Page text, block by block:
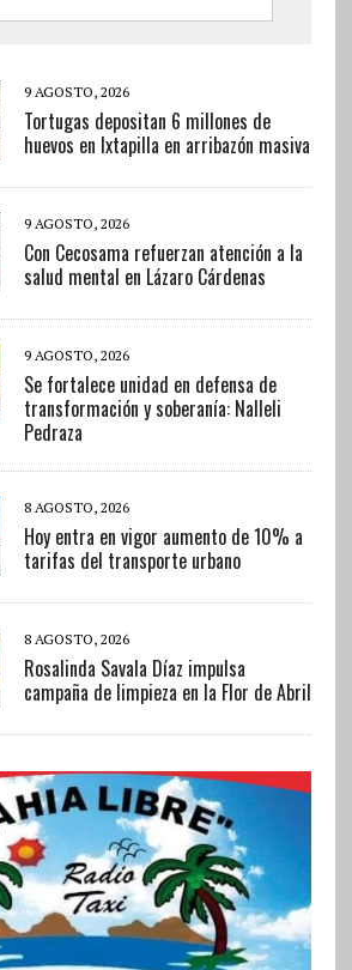
9 AGOSTO, 2026
Tortugas depositan 6 millones de
huevos en Ixtapilla en arribazón masiva
9 AGOSTO, 2026
Con Cecosama refuerzan atención a la
salud mental en Lázaro Cárdenas
9 AGOSTO, 2026
Se fortalece unidad en defensa de
transformación y soberanía: Nalleli
Pedraza
8 AGOSTO, 2026
Hoy entra en vigor aumento de 10% a
tarifas del transporte urbano
8 AGOSTO, 2026
Rosalinda Savala Díaz impulsa
campaña de limpieza en la Flor de Abril